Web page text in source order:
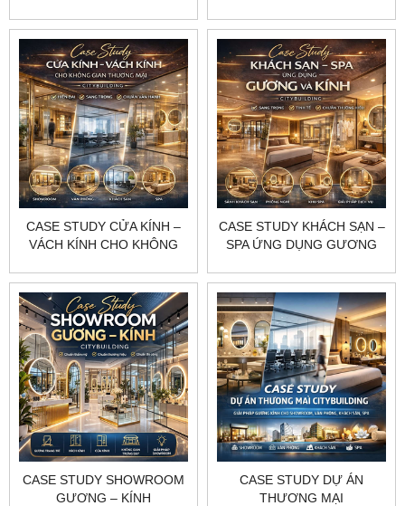
HIỆN ĐẠI THOÁNG SÁNG
CHUYÊN NGHIỆP
CITYBUILDING ĐẸP ĐÚNG
CHẤT BỀN ĐÚNG CHUẨN
​​​​​​​CASE STUDY CỬA KÍNH –
VÁCH KÍNH CHO KHÔNG
CITYBUILDING HIỆN ĐẠI
SANG TRỌNG CHUẨN VẬN
HÀNH
CASE STUDY KHÁCH SẠN –
SPA ỨNG DỤNG GƯƠNG
SANG TRỌNG TINH TẾ
CHUẨN THƯƠNG HIỆU
CASE STUDY SHOWROOM
GƯƠNG – KÍNH
CASE STUDY DỰ ÁN
THƯƠNG MẠI